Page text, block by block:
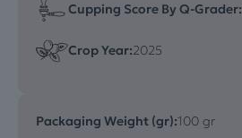
Cupping Score By Q-Grader:
Crop Year:2025
Packaging Weight (gr):100 gr